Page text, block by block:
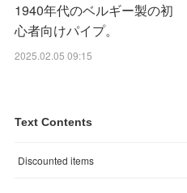
1940年代のベルギー製の初
心者向けパイプ。
2025.02.05 09:15
Text Contents
Discounted items